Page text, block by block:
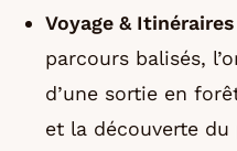
Voyage & Itinéraires
parcours balisés,
d’une sortie en
et la découverte